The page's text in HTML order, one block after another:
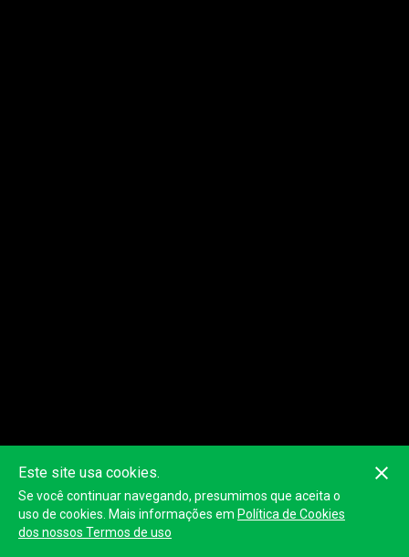
Esta classificação pode não ser precisa, pois é calculada com as
posições GPS dos dispositivos. A classificação oficial será
publicada pelo organizador.
Este site usa cookies.
Se você continuar navegando, presumimos que aceita o
uso de cookies. Mais informações em Política de Cookies
dos nossos Termos de uso